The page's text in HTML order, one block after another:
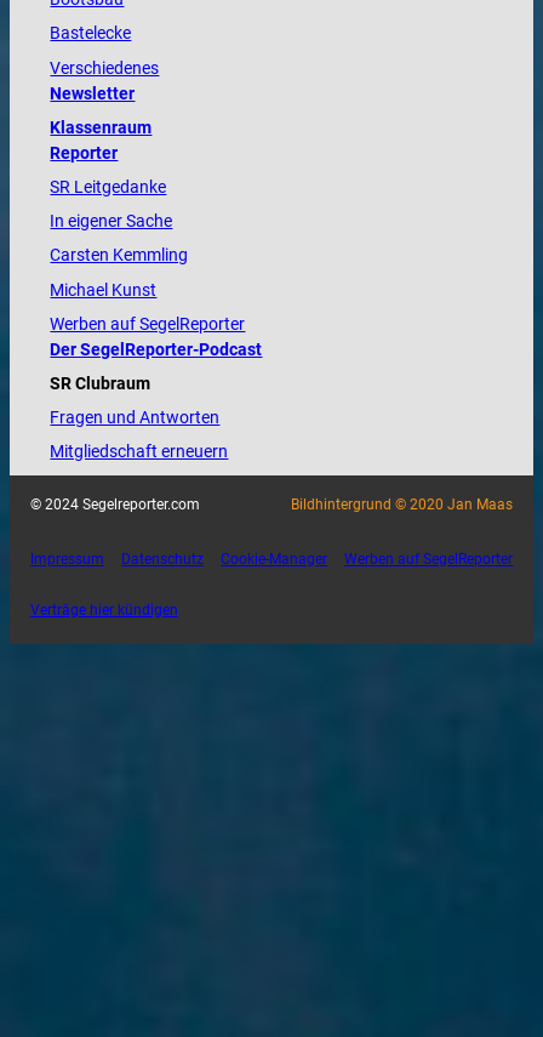
Bastelecke
Verschiedenes
Newsletter
Klassenraum
Reporter
SR Leitgedanke
In eigener Sache
Carsten Kemmling
Michael Kunst
Werben auf SegelReporter
Der SegelReporter-Podcast
SR Clubraum
Fragen und Antworten
Mitgliedschaft erneuern
© 2024 Segelreporter.com Bildhintergrund © 2020 Jan Maas
Impressum Datenschutz Cookie-Manager Werben auf SegelReporter
Verträge hier kündigen